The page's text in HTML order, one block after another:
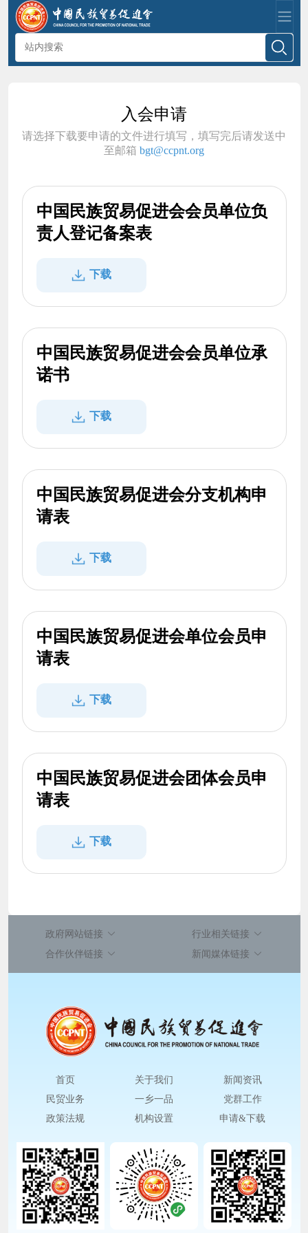
入会申请
请选择下载要申请的文件进行填写，填写完后请发送中
至邮箱 bgt@ccpnt.org
中国民族贸易促进会会员单位负
责人登记备案表
下载
中国民族贸易促进会会员单位承
诺书
下载
中国民族贸易促进会分支机构申
请表
下载
中国民族贸易促进会单位会员申
请表
下载
中国民族贸易促进会团体会员申
请表
下载
政府网站链接
行业相关链接
合作伙伴链接
新闻媒体链接
首页 关于我们
新闻资讯
民贸业务
一乡一品
党群工作
政策法规
机构设置 申请&下载